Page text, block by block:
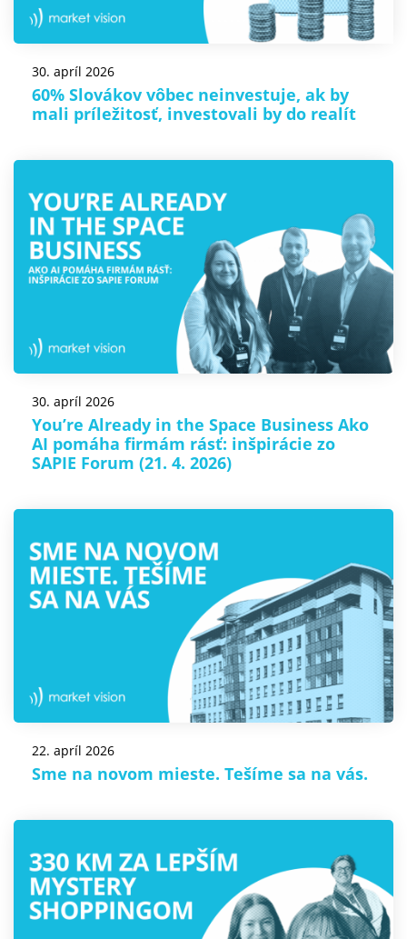
30. apríl 2026
60% Slovákov vôbec neinvestuje, ak by
mali príležitosť, investovali by do realít
30. apríl 2026
You’re Already in the Space Business Ako
AI pomáha firmám rásť: inšpirácie zo
SAPIE Forum (21. 4. 2026)
22. apríl 2026
Sme na novom mieste. Tešíme sa na vás.